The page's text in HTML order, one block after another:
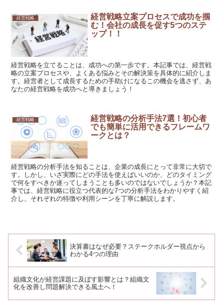
経営戦略
経営戦略立案プロセスで成功を掴
む！会社の成長を促す5つのステ
ップ！！
経営戦略を立てることは、成功への第一歩です。本記事では、経営戦
略の立案プロセスや、よくある悩みとその解決策を具体的に紹介しま
す。経営者として成長するための手助けになるこの機会を逃さず、あ
なたの経営戦略を成功へと導きましょう！
経営戦略
経営戦略の分析手法7選！初心者
でも簡単に活用できるフレームワ
ークとは？
経営戦略の分析手法を知ることは、企業の成長にとって非常に大切で
す。しかし、いざ実際にどの手法を使えばいいのか、どのタイミング
で何をすべきか迷ってしまうことも多いのではないでしょうか？本記
事では、経営戦略に役立つ代表的な7つの分析手法をわかりやすく紹
介し、それぞれの特徴や利用シーンを丁寧に解説します。
決算書はなぜ必要？ステークホルダー視点から
わかる4つの理由
組織文化が経営課題に及ぼす影響とは？組織文
化を改善し問題解決できる風土へ！